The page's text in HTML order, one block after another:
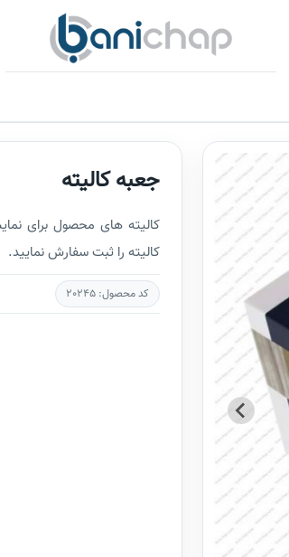
جعبه کالیته
کالیته های محصول برای
کالیته را ثبت سفارش نمایید.
کد محصول: 20245